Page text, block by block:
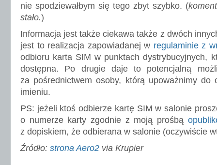
nie spodziewałbym się tego zbyt szybko. (
stało.)
Informacja jest także ciekawa także z dwóch
jest to realizacja zapowiadanej w regulaminie z
odbioru karta SIM w punktach dystrybucyjnych,
dostępna. Po drugie daje to potencjalną
za pośrednictwem osoby, którą upoważnimy do
imieniu.
PS: jeżeli ktoś odbierze kartę SIM w salonie
o numerze karty zgodnie z moją prośbą
z dopiskiem, że odbierana w salonie (oczywiście
Źródło: strona Aero2 via Krupier